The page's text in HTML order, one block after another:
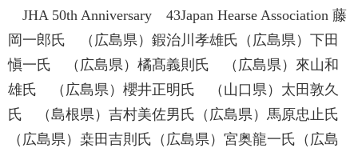
JHA 50th Anniversary 43Japan Hearse Association 藤
岡一郎氏 （広島県）鍜治川孝雄氏（広島県）下田
愼一氏 （広島県）橘髙義則氏 （広島県）來山和
雄氏 （広島県）櫻井正明氏 （山口県）太田敦久
氏 （島根県）吉村美佐男氏（広島県）馬原忠止氏
（広島県）桒田吉則氏（広島県）宮奥龍一氏（広島